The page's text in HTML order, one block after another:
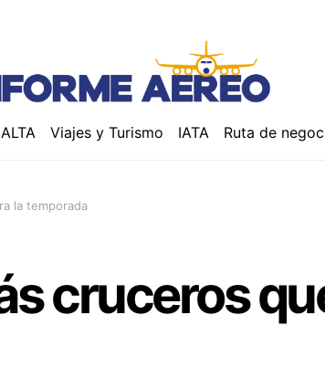
ALTA Viajes y Turismo IATA Ruta de
la temporada
cruceros